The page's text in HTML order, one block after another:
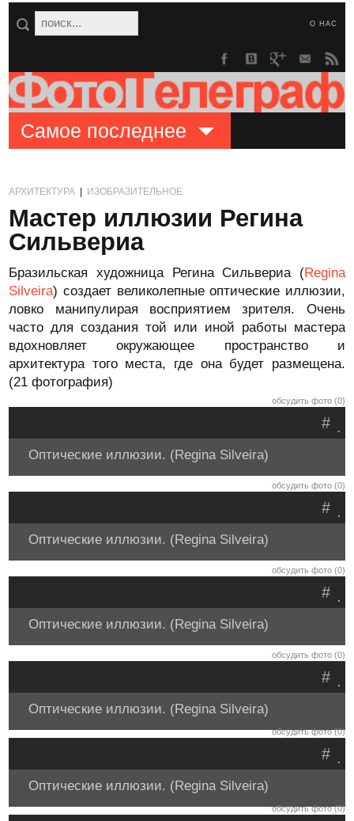
О НАС
Самое последнее
АРХИТЕКТУРА ИЗОБРАЗИТЕЛЬНОЕ
Мастер иллюзии Регина
Сильвериа
Бразильская художница Регина Сильвериа (Regina
Silveira) создает великолепные оптические иллюзии,
ловко манипулирая восприятием зрителя. Очень
часто для создания той или иной работы мастера
вдохновляет окружающее пространство и
архитектура того места, где она будет размещена.
(21 фотография)
обсудить фото (0)
.
#
Оптические иллюзии. (Regina Silveira)
обсудить фото (0)
.
#
Оптические иллюзии. (Regina Silveira)
обсудить фото (0)
.
#
Оптические иллюзии. (Regina Silveira)
обсудить фото (0)
.
#
Оптические иллюзии. (Regina Silveira)
обсудить фото (0)
.
#
Оптические иллюзии. (Regina Silveira)
обсудить фото (0)